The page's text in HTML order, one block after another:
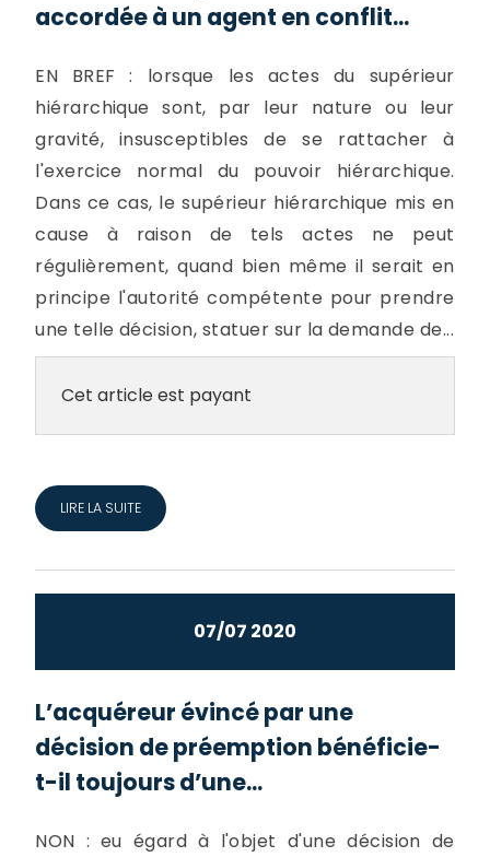
accordée à un agent en conflit...
EN BREF : lorsque les actes du supérieur
hiérarchique sont, par leur nature ou leur
gravité, insusceptibles de se rattacher à
l'exercice normal du pouvoir hiérarchique.
Dans ce cas, le supérieur hiérarchique mis en
cause à raison de tels actes ne peut
régulièrement, quand bien même il serait en
principe l'autorité compétente pour prendre
une telle décision, statuer sur la demande de...
Cet article est payant
LIRE LA SUITE
07/07 2020
L’acquéreur évincé par une
décision de préemption bénéficie-
t-il toujours d’une...
NON : eu égard à l'objet d'une décision de